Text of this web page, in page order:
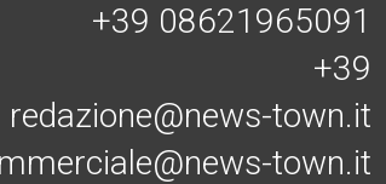
+39 08621965091
+39
redazione@news-town.it
town.it